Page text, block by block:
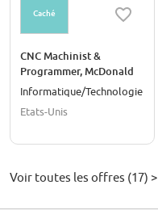
Caché
CNC Machinist &
Programmer, McDonald
Observatory
Informatique/Technologie
Etats-Unis
Voir toutes les offres (17) >